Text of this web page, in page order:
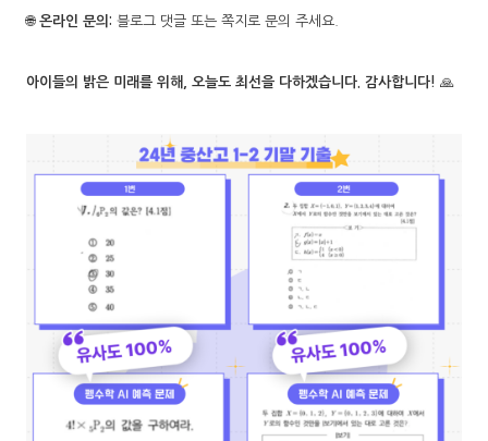
🌐온라인 문의: 블로그 댓글 또는 쪽지로 문의 주세요.
아이들의 밝은 미래를 위해, 오늘도 최선을 다하겠습니다. 감사합니다! 🙏